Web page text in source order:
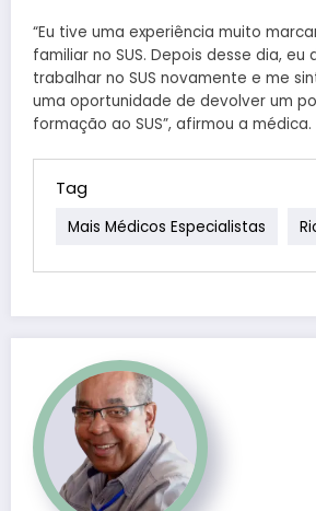
“Eu tive uma experiência muito
familiar no SUS. Depois desse dia, eu
trabalhar no SUS novamente e me
uma oportunidade de devolver um
formação ao SUS”, afirmou a médica.
Tag
Mais Médicos Especialistas